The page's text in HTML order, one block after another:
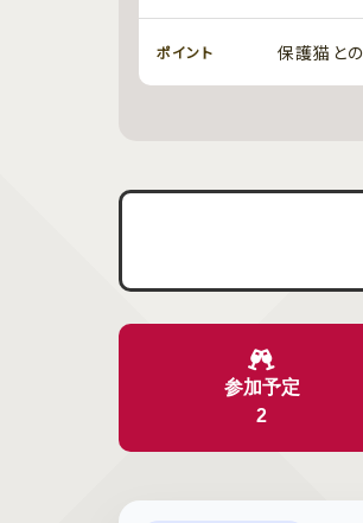
ポイント 保護猫と
参加予定
2